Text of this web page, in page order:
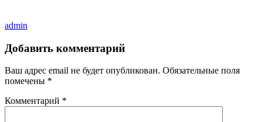
admin
Добавить комментарий
Ваш адрес email не будет опубликован. Обязательные поля
помечены *
Комментарий *